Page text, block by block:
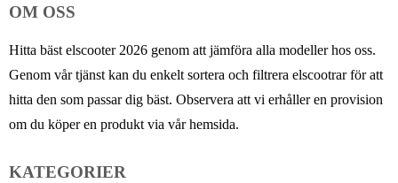
OM OSS
Hitta bäst elscooter 2026 genom att jämföra alla modeller hos oss.
Genom vår tjänst kan du enkelt sortera och filtrera elscootrar för att
hitta den som passar dig bäst. Observera att vi erhåller en provision
om du köper en produkt via vår hemsida.
KATEGORIER